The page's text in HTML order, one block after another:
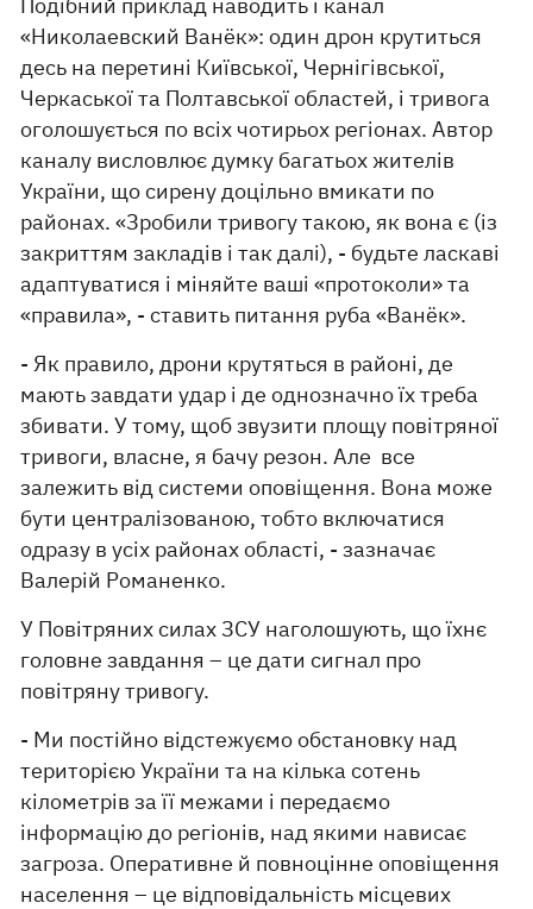
«Николаевский Ванёк»: один дрон крутиться
десь на перетині Київської, Чернігівської,
Черкаської та Полтавської областей, і тривога
оголошується по всіх чотирьох регіонах. Автор
каналу висловлює думку багатьох жителів
України, що сирену доцільно вмикати по
районах. «Зробили тривогу такою, як вона є (із
закриттям закладів і так далі), - будьте ласкаві
адаптуватися і міняйте ваші «протоколи» та
«правила», - ставить питання руба «Ванёк».
- Як правило, дрони крутяться в районі, де
мають завдати удар і де однозначно їх треба
збивати. У тому, щоб звузити площу повітряної
тривоги, власне, я бачу резон. Але все
залежить від системи оповіщення. Вона може
бути централізованою, тобто включатися
одразу в усіх районах області, - зазначає
Валерій Романенко.
У Повітряних силах ЗСУ наголошують, що їхнє
головне завдання – це дати сигнал про
повітряну тривогу.
- Ми постійно відстежуємо обстановку над
територією України та на кілька сотень
кілометрів за її межами і передаємо
інформацію до регіонів, над якими нависає
загроза. Оперативне й повноцінне оповіщення
населення – це відповідальність місцевих